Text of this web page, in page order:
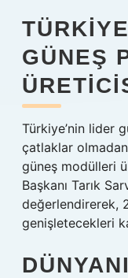
GÜNEŞ
Türkiye’nin lider
çatlaklar
güneş modülleri
Başkanı Tarık
değerlendirerek,
genişletecekleri